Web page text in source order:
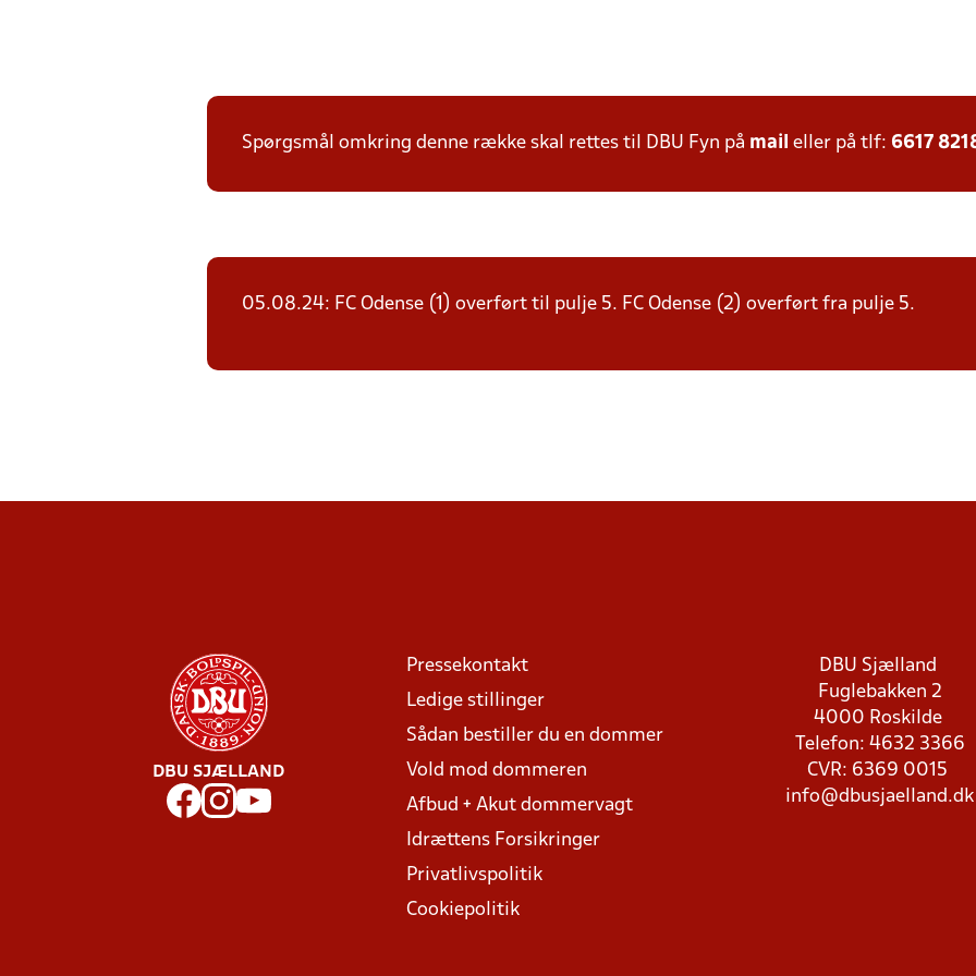
Spørgsmål omkring denne række skal rettes til DBU Fyn på mail eller på tlf: 6617
05.08.24: FC Odense (1) overført til pulje 5. FC Odense (2) overført fra pulje 5.
DBU SJÆLLAND
Pressekontakt
Ledige stillinger
Sådan bestiller du en dommer
Vold mod dommeren
Afbud + Akut dommervagt
Idrættens Forsikringer
Privatlivspolitik
Cookiepolitik
DBU Sjælland
Fuglebakken 2
4000 Roskilde
Telefon: 4632 3366
CVR: 6369 0015
info@dbusjaelland.dk